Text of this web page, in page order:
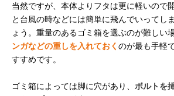
当然ですが、本体よりフタは更に軽いので
と台風の時などには簡単に飛んでいってし
ょう。重量のあるゴミ箱を選ぶのが難しい
ンガなどの重しを入れておく のが最も手軽
すすめです。
ゴミ箱によっては脚に穴があり、 ボルトを